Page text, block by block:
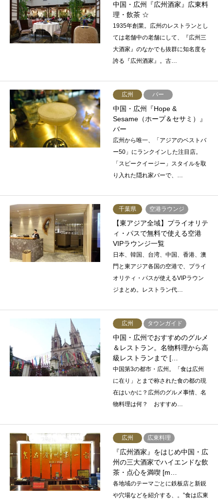
中国・広州『広州酒家』広東料
理・飲茶 ☆
1935年創業。広州のレストランとし
ては老舗中の老舗にして、『広州三
大酒家』のなかでも抜群に知名度を
誇る『広州酒家』。古…
広州 バー
中国・広州『Hope &
Sesame（ホープ＆セサミ）』
バー
広州から唯一、「アジアのベストバ
ー50」にランクインした注目店。
「スピークイージー」スタイルを取
り入れた隠れ家バーで、…
千葉県 空港ラウンジ
【東アジア全域】プライオリテ
ィ・パスで無料で使える空港
VIPラウンジ一覧
日本、韓国、台湾、中国、香港、澳
門と東アジア各国の空港で、プライ
オリティ・パスが使えるVIPラウン
ジまとめ。レストラン代…
広州 タウンガイド
中国・広州でおすすめのグルメ
＆レストラン。名物料理から高
級レストランまで […
中国第3の都市・広州。「食は広州
に在り」とまで称された食の都の現
在はいかに？広州のグルメ事情、名
物料理は何？ おすすめ…
広州 広東料理
『広州酒家』をはじめ中国・広
州の三大酒家でハイエンドな飲
茶・点心を満喫 [m…
各地域のテーマごとに鉄板店と新鋭
や穴場などを紹介する、。”食は広東